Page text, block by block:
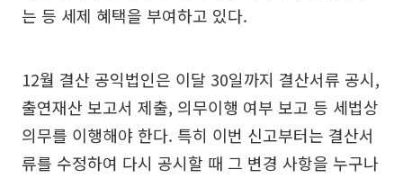
는 등 세제 혜택을 부여하고 있다.
12월 결산 공익법인은 이달 30일까지 결산서류 공시,
출연재산 보고서 제출, 의무이행 여부 보고 등 세법상
의무를 이행해야 한다. 특히 이번 신고부터는 결산서
류를 수정하여 다시 공시할 때 그 변경 사항을 누구나